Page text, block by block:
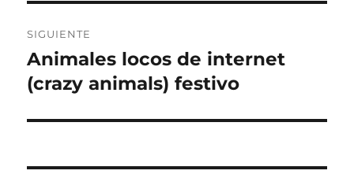
SIGUIENTE
Entrada
siguiente:
Animales locos de internet
(crazy animals) festivo